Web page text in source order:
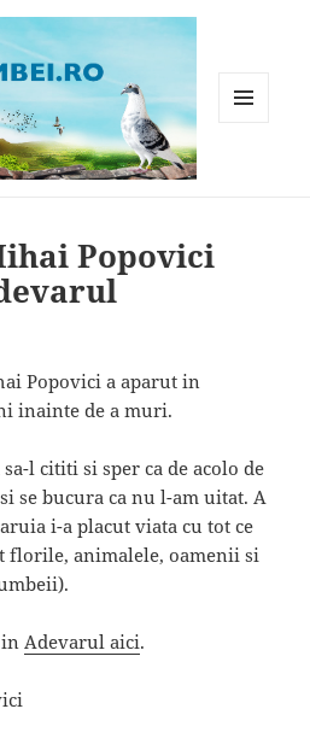
Popovici
Popovici a aparut in
inainte de a muri.
l cititi si sper ca de acolo de
se bucura ca nu l-am uitat. A
i-a placut viata cu tot ce
florile, animalele, oamenii si
inAdevarul aici.